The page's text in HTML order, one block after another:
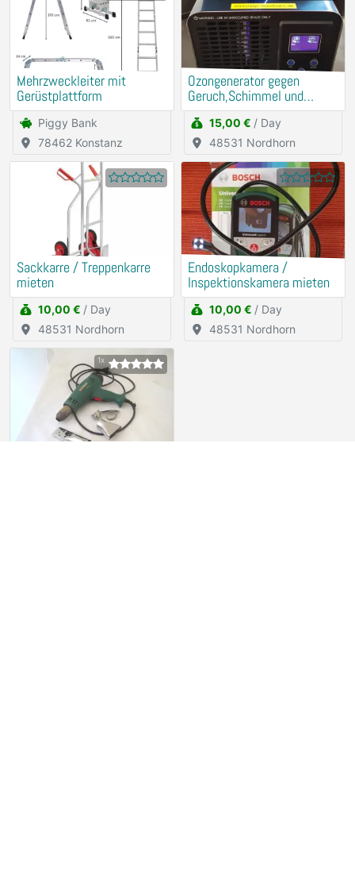
Mehrzweckleiter mit
Gerüstplattform
Piggy Bank
78462 Konstanz
Ozongenerator gegen
Geruch,Schimmel und
Milben mieten
15,00 € / Day
48531 Nordhorn
Sackkarre / Treppenkarre
mieten
10,00 € / Day
48531 Nordhorn
Endoskopkamera /
Inspektionskamera mieten
10,00 € / Day
48531 Nordhorn
1x